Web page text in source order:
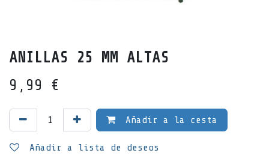
ANILLAS 25 MM ALTAS
9,99
€
Añadir a la cesta
Añadir a lista de deseos